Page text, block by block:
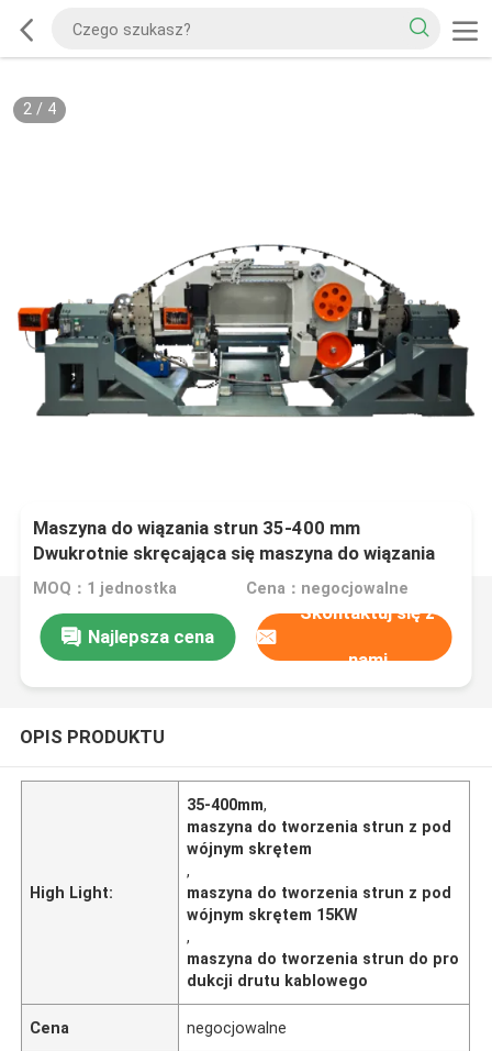
2/ 4
Maszyna do wiązania strun 35-400 mm
Dwukrotnie skręcająca się maszyna do wiązania
strun, wspierająca 1250 rol i codzienną moc
operacyjną 15 kW, przeznaczona do produkcji
drutu kablowego
MOQ：1 jednostka Cena：negocjowalne
Najlepsza cena
Skontaktuj się z
nami
OPIS PRODUKTU
High Light:
35-400mm,
maszyna do tworzenia strun z pod
wójnym skrętem
,
maszyna do tworzenia strun z pod
wójnym skrętem 15KW
,
maszyna do tworzenia strun do pro
dukcji drutu kablowego
Cena negocjowalne